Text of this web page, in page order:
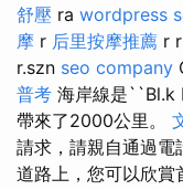
舒壓 ra wordpress
摩 r 后里按摩推薦 r r
r.szn seo company
普考 海岸線是``Bl.k
帶來了2000公里。
請求，請親自通過電
道路上，您可以欣賞